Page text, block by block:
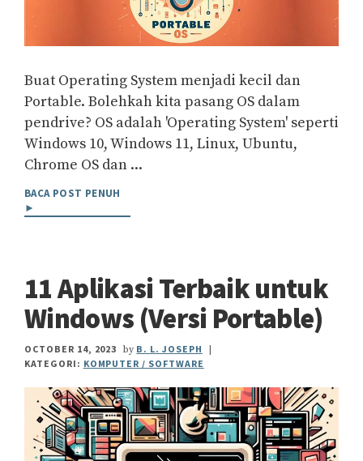
Buat Operating System menjadi kecil dan
Portable. Bolehkah kita pasang OS dalam
pendrive? OS adalah 'Operating System' seperti
Windows 10, Windows 11, Linux, Ubuntu,
Chrome OS dan ...
BACA POST PENUH
►
11 Aplikasi Terbaik untuk
Windows (Versi Portable)
OCTOBER 14, 2023 by B. L. JOSEPH
|
KATEGORI: KOMPUTER / SOFTWARE